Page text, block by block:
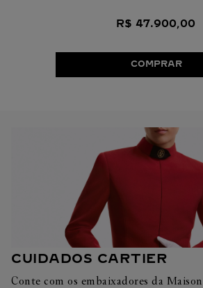
R$ 47.900,00
COMPRAR
CUIDADOS CARTIER
Conte com os embaixadores da